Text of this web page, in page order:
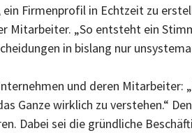
Firmenprofil in Echtzeit zu
Mitarbeiter. „So entsteht ein
in bislang nur
und deren Mitarbeiter:
Ganze wirklich zu verstehen.“
Dabei sei die gründliche